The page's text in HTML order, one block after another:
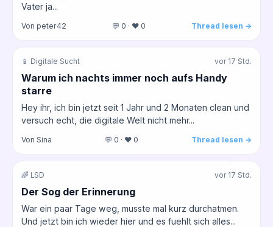
Vater ja...
Von peter42 💬 0 · ❤️ 0 Thread lesen →
📱 Digitale Sucht vor 17 Std.
Warum ich nachts immer noch aufs Handy
starre
Hey ihr, ich bin jetzt seit 1 Jahr und 2 Monaten clean und
versuch echt, die digitale Welt nicht mehr...
Von Sina 💬 0 · ❤️ 0 Thread lesen →
🌈 LSD vor 17 Std.
Der Sog der Erinnerung
War ein paar Tage weg, musste mal kurz durchatmen.
Und jetzt bin ich wieder hier und es fuehlt sich alles...